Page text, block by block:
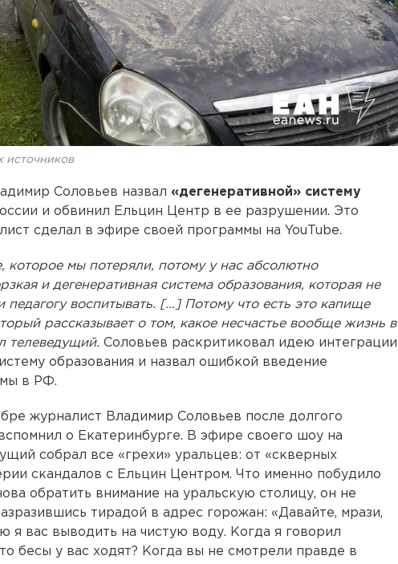
источников
Соловьев назвал «дегенеративной» систему
и обвинил Ельцин Центр в ее разрушении. Это
сделал в эфире своей программы на YouTube.
которое мы потеряли, потому у нас абсолютно
и дегенеративная система образования, которая не
педагогу воспитывать. […] Потому что есть это капище
рассказывает о том, какое несчастье вообще жизнь в
телеведущий. Соловьев раскритиковал идею интеграции
образования и назвал ошибкой введение
в РФ.
журналист Владимир Соловьев после долгого
о Екатеринбурге. В эфире своего шоу на
собрал все «грехи» уральцев: от «скверных
скандалов с Ельцин Центром. Что именно побудило
обратить внимание на уральскую столицу, он не
тирадой в адрес горожан: «Давайте, мрази,
я вас выводить на чистую воду. Когда я говорил
бесы у вас ходят? Когда вы не смотрели правде в